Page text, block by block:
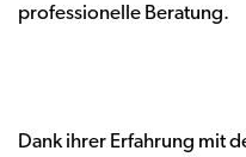
professionelle Beratung.
Dank ihrer Erfahrung mit